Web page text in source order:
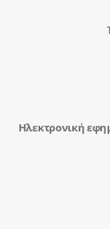
Ηλεκτρονική